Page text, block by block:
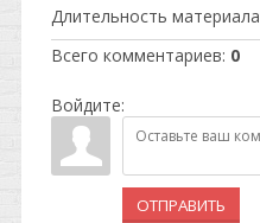
Длительность материала
Всего комментариев: 0
Войдите:
ОТПРАВИТЬ